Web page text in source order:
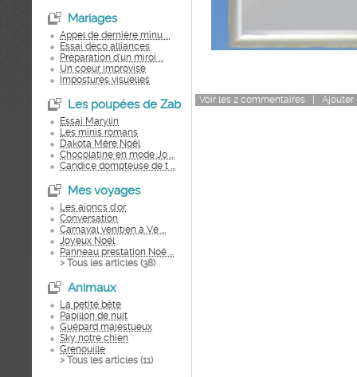
Mariages
Appel de dernière minu ...
Essai déco alliances
Préparation d'un miroi ...
Un coeur improvisé
Impostures visuelles
Les poupées de Zab
Essai Marylin
Les minis romans
Dakota Mère Noël
Chocolatine en mode Jo ...
Candice dompteuse de t ...
Mes voyages
Les ajoncs d'or
Conversation
Carnaval vénitien à Ve ...
Joyeux Noël
Panneau prestation Noë ...
> Tous les articles (38)
Animaux
La petite bête
Papillon de nuit
Guépard majestueux
Sky notre chien
Grenouille
> Tous les articles (11)
Voir les 2 commentaires Ajouter